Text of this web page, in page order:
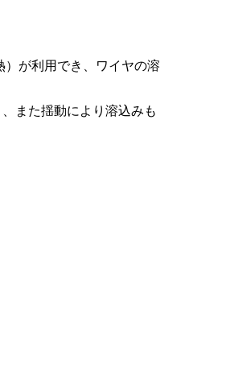
が利用でき、ワイヤの溶
また揺動により溶込みも